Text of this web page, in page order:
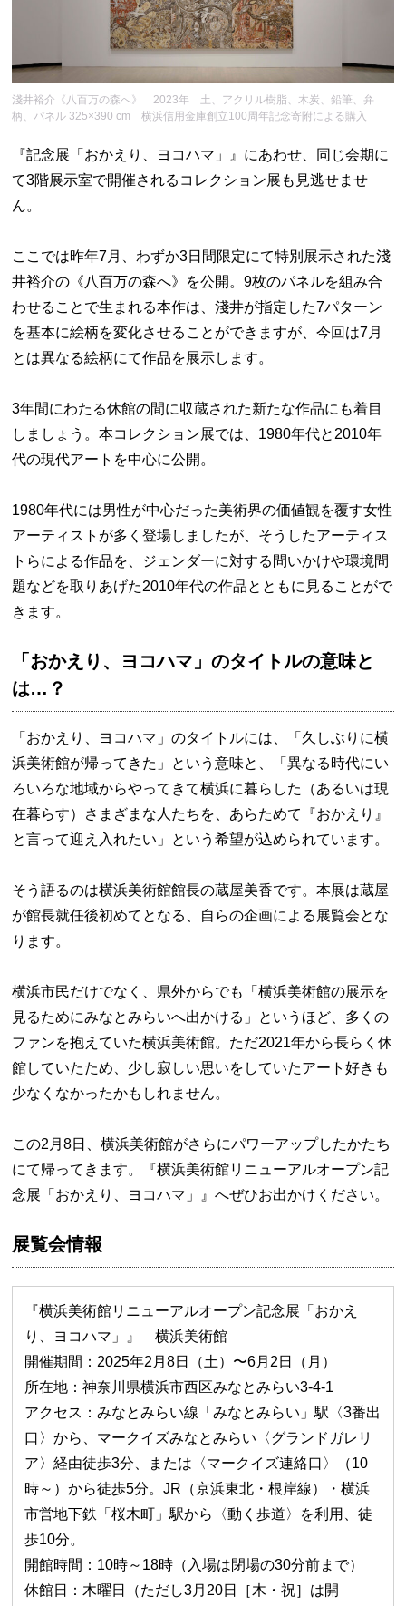
淺井裕介《八百万の森へ》 2023年 土、アクリル樹脂、木炭、鉛筆、弁
柄、パネル 325×390 cm 横浜信用金庫創立100周年記念寄附による購入
『記念展「おかえり、ヨコハマ」』にあわせ、同じ会期に
て3階展示室で開催されるコレクション展も見逃せませ
ん。
ここでは昨年7月、わずか3日間限定にて特別展示された淺
井裕介の《八百万の森へ》を公開。9枚のパネルを組み合
わせることで生まれる本作は、淺井が指定した7パターン
を基本に絵柄を変化させることができますが、今回は7月
とは異なる絵柄にて作品を展示します。
3年間にわたる休館の間に収蔵された新たな作品にも着目
しましょう。本コレクション展では、1980年代と2010年
代の現代アートを中心に公開。
1980年代には男性が中心だった美術界の価値観を覆す女性
アーティストが多く登場しましたが、そうしたアーティス
トらによる作品を、ジェンダーに対する問いかけや環境問
題などを取りあげた2010年代の作品とともに見ることがで
きます。
「おかえり、ヨコハマ」のタイトルの意味と
は…？
「おかえり、ヨコハマ」のタイトルには、「久しぶりに横
浜美術館が帰ってきた」という意味と、「異なる時代にい
ろいろな地域からやってきて横浜に暮らした（あるいは現
在暮らす）さまざまな人たちを、あらためて『おかえり』
と言って迎え入れたい」という希望が込められています。
そう語るのは横浜美術館館長の蔵屋美香です。本展は蔵屋
が館長就任後初めてとなる、自らの企画による展覧会とな
ります。
横浜市民だけでなく、県外からでも「横浜美術館の展示を
見るためにみなとみらいへ出かける」というほど、多くの
ファンを抱えていた横浜美術館。ただ2021年から長らく休
館していたため、少し寂しい思いをしていたアート好きも
少なくなかったかもしれません。
この2月8日、横浜美術館がさらにパワーアップしたかたち
にて帰ってきます。『横浜美術館リニューアルオープン記
念展「おかえり、ヨコハマ」』へぜひお出かけください。
展覧会情報
『横浜美術館リニューアルオープン記念展「おかえ
り、ヨコハマ」』 横浜美術館
開催期間：2025年2月8日（土）〜6月2日（月）
所在地：神奈川県横浜市西区みなとみらい3-4-1
アクセス：みなとみらい線「みなとみらい」駅〈3番出
口〉から、マークイズみなとみらい〈グランドガレリ
ア〉経由徒歩3分、または〈マークイズ連絡口〉（10
時～）から徒歩5分。JR（京浜東北・根岸線）・横浜
市営地下鉄「桜木町」駅から〈動く歩道〉を利用、徒
歩10分。
開館時間：10時～18時（入場は閉場の30分前まで）
休館日：木曜日（ただし3月20日［木・祝］は開